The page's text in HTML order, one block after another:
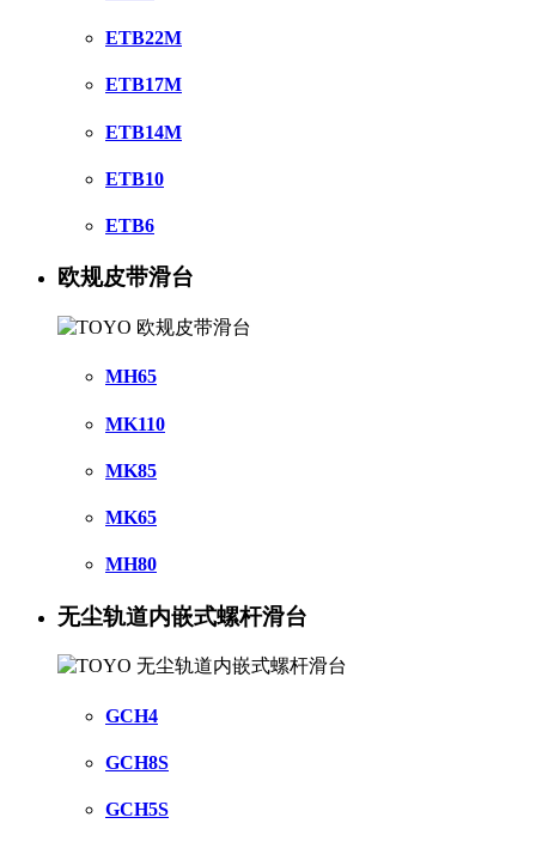
ETB22M
ETB17M
ETB14M
ETB10
ETB6
欧规皮带滑台
MH65
MK110
MK85
MK65
MH80
无尘轨道内嵌式螺杆滑台
GCH4
GCH8S
GCH5S